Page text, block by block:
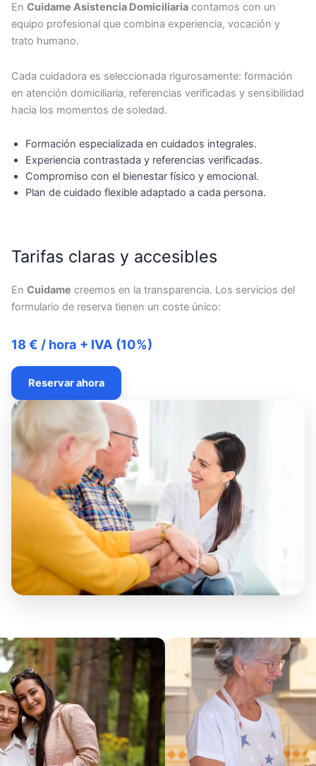
En Cuidame Asistencia Domiciliaria contamos con un
equipo profesional que combina experiencia, vocación y
trato humano.
Cada cuidadora es seleccionada rigurosamente: formación
en atención domiciliaria, referencias verificadas y sensibilidad
hacia los momentos de soledad.
Formación especializada en cuidados integrales.
Experiencia contrastada y referencias verificadas.
Compromiso con el bienestar físico y emocional.
Plan de cuidado flexible adaptado a cada persona.
Tarifas claras y accesibles
En Cuidame creemos en la transparencia. Los servicios del
formulario de reserva tienen un coste único:
18 € / hora + IVA (10%)
Reservar ahora